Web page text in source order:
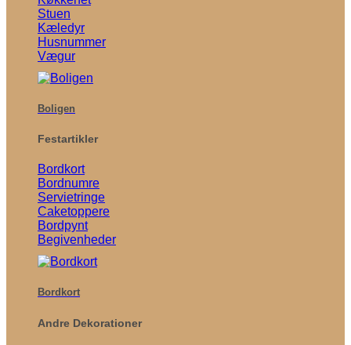
Stuen
Kæledyr
Husnummer
Vægur
Boligen
Festartikler
Bordkort
Bordnumre
Servietringe
Caketoppere
Bordpynt
Begivenheder
Bordkort
Andre Dekorationer